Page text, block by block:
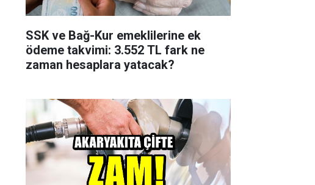
SSK ve Bağ-Kur emeklilerine ek
ödeme takvimi: 3.552 TL fark ne
zaman hesaplara yatacak?